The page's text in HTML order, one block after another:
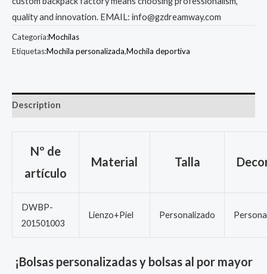
quality and innovation. EMAIL: info@gzdreamway.com
Categoría:Mochilas
Etiquetas:Mochila personalizada,Mochila deportiva
Description
Nº de
artículo
Material Talla
DWBP-
201501003
Lienzo+Piel Personalizado
¡Bolsas personalizadas y bolsas al por mayor